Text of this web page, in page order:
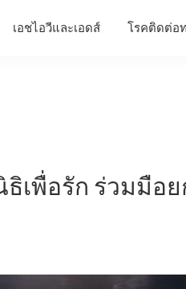
เอชไอวีและเอดส์ โรคติดต่อ
เพื่อรัก ร่วมมือย